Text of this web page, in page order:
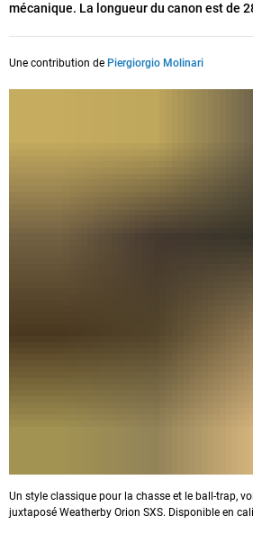
mécanique. La longueur du canon est de
Une contribution de Piergiorgio Molinari
Un style classique pour la chasse et le ball-trap,
juxtaposé Weatherby Orion SXS. Disponible en